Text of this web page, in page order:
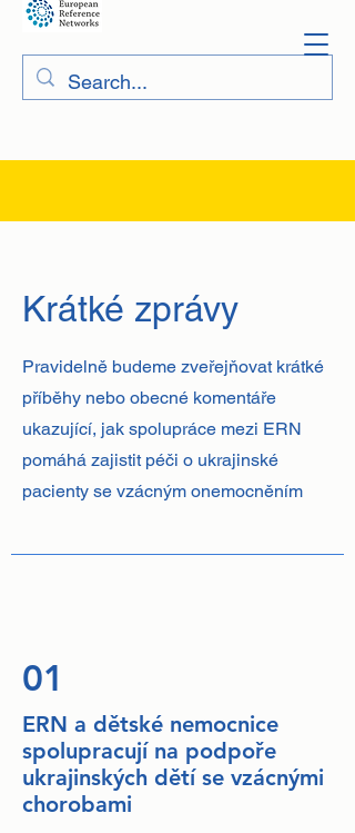
Krátké zprávy
Pravidelně budeme zveřejňovat krátké
příběhy nebo obecné komentáře
ukazující, jak spolupráce mezi ERN
pomáhá zajistit péči o ukrajinské
pacienty se vzácným onemocněním
01
ERN a dětské nemocnice
spolupracují na podpoře
ukrajinských dětí se vzácnými
chorobami